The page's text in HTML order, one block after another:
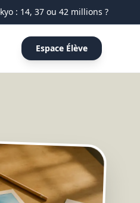
: 14, 37 ou 42 millions ? Le bon
Espace Élève